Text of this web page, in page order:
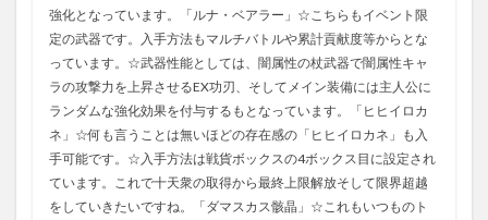
強化となっています。「ルナ・ベアラー」☆こちらもイベント限
定の武器です。入手方法もマルチバトルや累計貢献度等からとな
っています。☆武器性能としては、闇属性の杖武器で闇属性キャ
ラの攻撃力を上昇させるEX功刃、そしてメイン装備には主人公に
ランダムな強化効果を付与するもとなっています。「ヒヒイロカ
ネ」☆何も言うことは無いほどの存在感の「ヒヒイロカネ」も入
手可能です。☆入手方法は戦貨ボックスの4ボックス目に設定され
ています。これで十天衆の取得から最終上限解放そして限界超越
をしていきたいですね。「ダマスカス骸晶」☆これもいつものト